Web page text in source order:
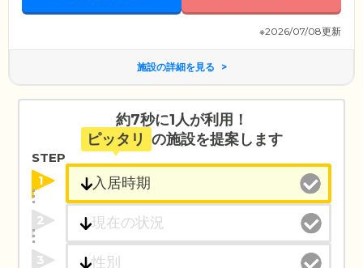
※2026/07/08更新
施設の詳細を見る
約7秒に1人が利用！
ピッタリ の施設を提案します
STEP
1
2
3